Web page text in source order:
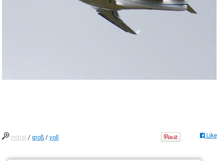
mittel /groß /voll Like